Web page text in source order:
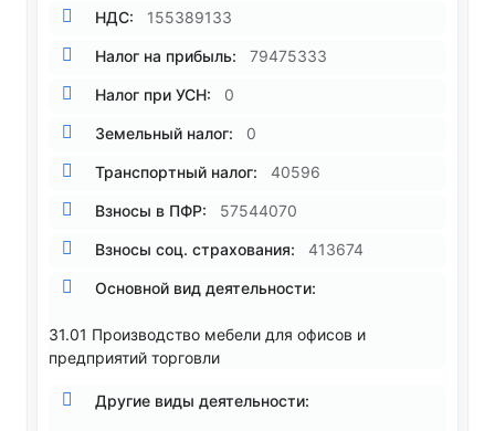
НДС: 155389133
Налог на прибыль: 79475333
Налог при УСН: 0
Земельный налог: 0
Транспортный налог: 40596
Взносы в ПФР: 57544070
Взносы соц. страхования: 413674
Основной вид деятельности:
31.01 Производство мебели для офисов и
предприятий торговли
Другие виды деятельности: